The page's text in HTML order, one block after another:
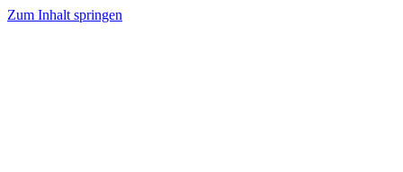
Zum Inhalt springen